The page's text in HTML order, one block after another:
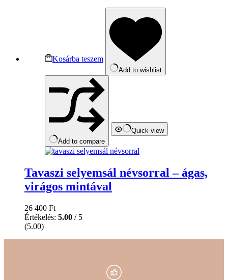
Kosárba teszem
Add to wishlist
Add to compare
Quick view
Tavaszi selyemsál névsorral – ágas,
virágos mintával
26 400 Ft
Értékelés: 5.00 / 5
(5.00)